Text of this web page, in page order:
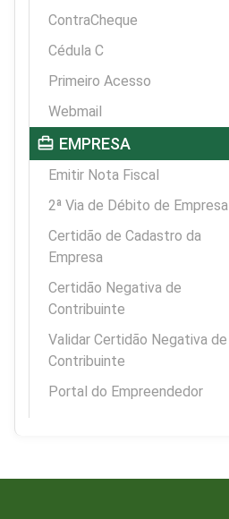
ContraCheque
Cédula C
Primeiro Acesso
Webmail
card_travel EMPRESA
Emitir Nota Fiscal
2ª Via de Débito de Empresa
Certidão de Cadastro da
Empresa
Certidão Negativa de
Contribuinte
Validar Certidão Negativa de
Contribuinte
Portal do Empreendedor